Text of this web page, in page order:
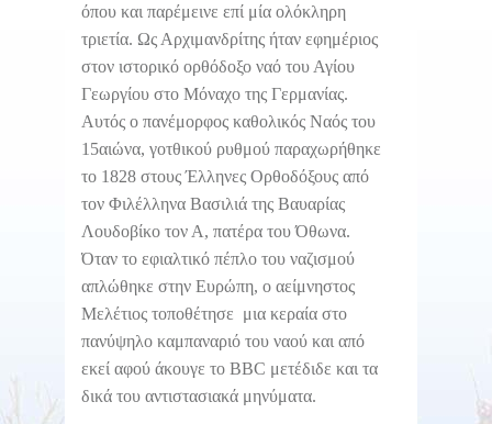
όπου και παρέμεινε επί μία ολόκληρη
τριετία. Ως Αρχιμανδρίτης ήταν εφημέριος
στον ιστορικό ορθόδοξο ναό του Αγίου
Γεωργίου στο Μόναχο της Γερμανίας.
Αυτός ο πανέμορφος καθολικός Ναός του
15αιώνα, γοτθικού ρυθμού παραχωρήθηκε
το 1828 στους Έλληνες Ορθοδόξους από
τον Φιλέλληνα Βασιλιά της Βαυαρίας
Λουδοβίκο τον Α, πατέρα του Όθωνα.
Όταν το εφιαλτικό πέπλο του ναζισμού
απλώθηκε στην Ευρώπη, ο αείμνηστος
Μελέτιος τοποθέτησε μια κεραία στο
πανύψηλο καμπαναριό του ναού και από
εκεί αφού άκουγε το BBC μετέδιδε και τα
δικά του αντιστασιακά μηνύματα.